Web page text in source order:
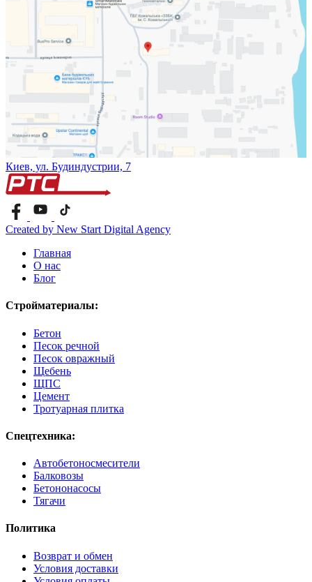
Киев, ул. Будиндустрии, 7
Created by New Start Digital Agency
Главная
О нас
Блог
Стройматериалы:
Бетон
Песок речной
Песок овражный
Щебень
ЩПС
Цемент
Тротуарная плитка
Спецтехника:
Автобетоносмесители
Балковозы
Бетононасосы
Тягачи
Политика
Возврат и обмен
Условия доставки